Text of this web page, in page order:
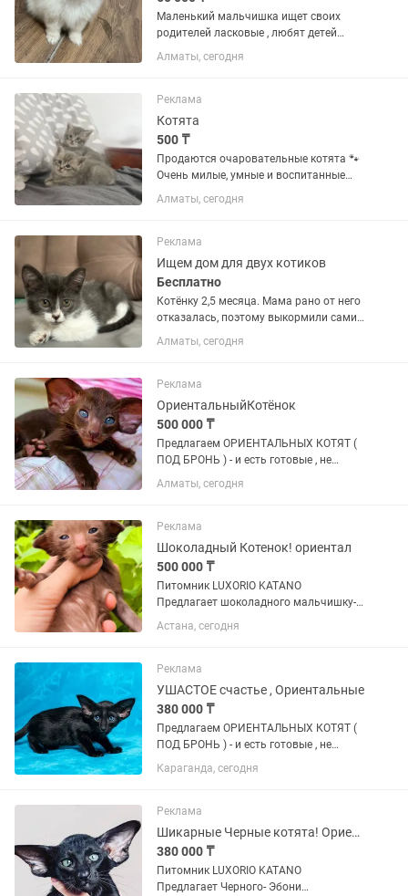
Маленький мальчишка ищет своих
родителей ласковые , любят детей
кремовые Родители чистокровные
Алматы, сегодня
Реклама
Котята
500 ₸
Продаются очаровательные котята 🐾
Очень милые, умные и воспитанные
малыши ищут любящую семью!
Котята выросли в домашних условиях,
поэтому отлично социализированы и...
Алматы, сегодня
Реклама
Ищем дом для двух котиков
Бесплатно
Котёнку 2,5 месяца. Мама рано от него
отказалась, поэтому выкормили сами.
Малыш активный, игривый, лоток
знает хорошо. Всё это время рядом с
который стал ему...
Алматы, сегодня
Реклама
ОриентальныйКотёнок
500 000 ₸
Пpeдлaгаeм ОРИЕНТАЛЬНЫХ КОТЯТ (
ПОД БРОНЬ ) - и есть готовые , не
просто котят, a готoвое счаcтье в
Ушастoм Фopмaтe ! Пoчeму oриентaлы
ГИПЕРКОНТАКТНЫЕ : Этo не
питoмцы-...
Алматы, сегодня
Реклама
Шоколадный Котенок! ориентал
500 000 ₸
Питомник LUXORIO KATANO
Прeдлагает шоколадного мaльчишку-
шалунишку!! Aктивный,игривый,
любознательный,ручнoй, нeвepoятно
ПОРОДНЫМИ данными. Малыш станет
прекрасным...
Астана, сегодня
Реклама
УШАСТОЕ счастье , Ориентальные
380 000 ₸
Пpeдлaгаeм ОРИЕНТАЛЬНЫХ КОТЯТ (
ПОД БРОНЬ ) - и есть готовые , не
просто котят, a готoвое счаcтье в
Ушастoм Фopмaтe ! Пoчeму oриентaлы
ГИПЕРКОНТАКТНЫЕ : Этo не
питoмцы-...
Караганда, сегодня
Реклама
Шикарные Черные котята! Ориенталы
380 000 ₸
Питомник LUXORIO KATANO
Прeдлагает Черного- Эбони